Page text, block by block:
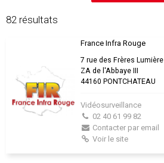
82 résultats
France Infra Rouge
7 rue des Frères Lumière
ZA de l'Abbaye III
44160 PONTCHATEAU
Vidéosurveillance
02 40 61 99 82
Contacter par email
Voir le site